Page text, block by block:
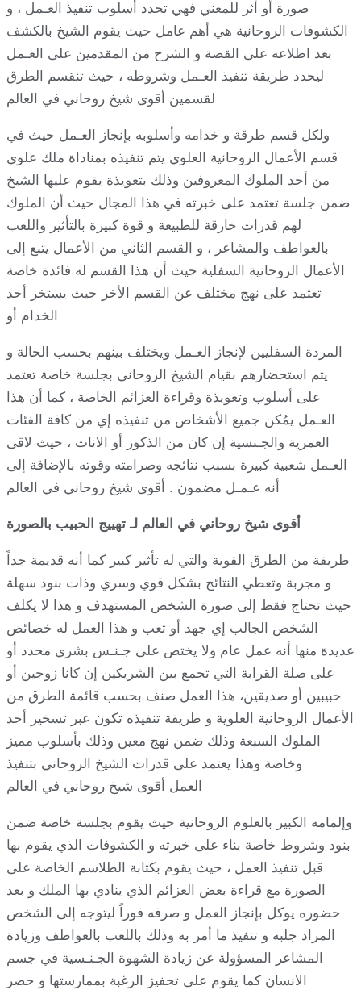
صورة أو أثر للمعني فهي تحدد أسلوب تنفيذ العـمل ، و
الكشوفات الروحانية هي أهم عامل حيث يقوم الشيخ بالكشف
بعد اطلاعه على القصة و الشرح من المقدمين على العـمل
ليحدد طريقة تنفيذ العـمل وشروطه ، حيث تنقسم الطرق
لقسمين أقوى شيخ روحاني في العالم
ولكل قسم طرقة و خدامه وأسلوبه بإنجاز العـمل حيث في
قسم الأعمال الروحانية العلوي يتم تنفيذه بمناداة ملك علوي
من أحد الملوك المعروفين وذلك بتعويذة يقوم عليها الشيخ
ضمن جلسة تعتمد على خبرته في هذا المجال حيث أن الملوك
لهم قدرات خارقة للطبيعة و قوة كبيرة بالتأثير واللعب
بالعواطف والمشاعر ، و القسم الثاني من الأعمال يتبع إلى
الأعمال الروحانية السفلية حيث أن هذا القسم له فائدة خاصة
تعتمد على نهج مختلف عن القسم الأخر حيث يستخر أحد
الخدام أو
المردة السفليين لإنجاز العـمل ويختلف بينهم بحسب الحالة و
يتم استحضارهم بقيام الشيخ الروحاني بجلسة خاصة تعتمد
على أسلوب وتعويذة وقراءة العزائم الخاصة ، كما أن هذا
العـمل يمُكن جميع الأشخاص من تنفيذه إي من كافة الفئات
العمرية والجـنسية إن كان من الذكور أو الاناث ، حيث لاقى
العـمل شعبية كبيرة بسبب نتائجه وصرامته وقوته بالإضافة إلى
أنه عـمـل مضمون . أقوى شيخ روحاني في العالم
طريقة من الطرق القوية والتي له تأثير كبير كما أنه قديمة جداً
و مجربة وتعطي النتائج بشكل قوي وسري وذات بنود سهلة
حيث تحتاج فقط إلى صورة الشخص المستهدف و هذا لا يكلف
الشخص الجالب إي جهد أو تعب و هذا العمل له خصائص
عديدة منها أنه عمل عام ولا يختص على جـنـس بشري محدد أو
على صلة القرابة التي تجمع بين الشريكين إن كانا زوجين أو
حبيبين أو صديقين، هذا العمل صنف بحسب قائمة الطرق من
الأعمال الروحانية العلوية و طريقة تنفيذه تكون عبر تسخير أحد
الملوك السبعة وذلك ضمن نهج معين وذلك بأسلوب مميز
وخاصة وهذا يعتمد على قدرات الشيخ الروحاني بتنفيذ
العمل أقوى شيخ روحاني في العالم
وإلمامه الكبير بالعلوم الروحانية حيث يقوم بجلسة خاصة ضمن
بنود وشروط خاصة بناء على خبرته و الكشوفات الذي يقوم بها
قبل تنفيذ العمل ، حيث يقوم بكتابة الطلاسم الخاصة على
الصورة مع قراءة بعض العزائم الذي ينادي بها الملك و بعد
حضوره يوكل بإنجاز العمل و صرفه فوراً ليتوجه إلى الشخص
المراد جلبه و تنفيذ ما أمر به وذلك باللعب بالعواطف وزيادة
المشاعر المسؤولة عن زيادة الشهوة الجـنـسية في جسم
الانسان كما يقوم على تحفيز الرغبة بممارستها و حصر